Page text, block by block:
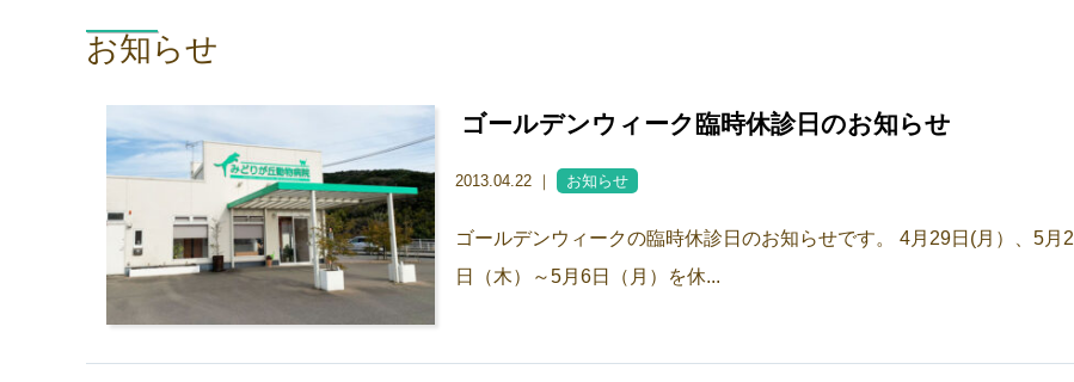
お知らせ
ゴールデンウィーク臨時休診日のお知らせ
2013.04.22 ｜ お知らせ
ゴールデンウィークの臨時休診日のお知らせです。 4月29日(月）、5月2
日（木）～5月6日（月）を休...